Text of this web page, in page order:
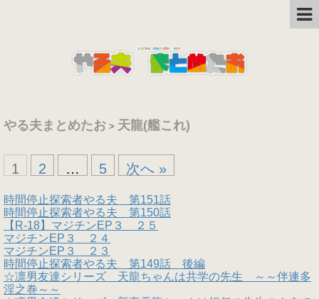
やる夫まとめたお > 天龍(艦これ)
1 2 … 5 次へ »
時間停止探索者やる夫 第151話
時間停止探索者やる夫 第150話
【R-18】マジチンEP３ ２５
マジチンEP３ ２４
マジチンEP３ ２３
時間停止探索者やる夫 第149話 後編
☆凛男友達シリーズ 天龍ちゃんは共学の先生 ～～伴連多
淫之巻～～